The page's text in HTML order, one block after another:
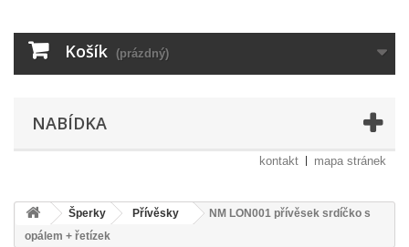
Košík (prázdný)
NABÍDKA
kontakt mapa stránek
Šperky Přívěsky
NM LON001 přívěsek srdíčko s
opálem + řetízek